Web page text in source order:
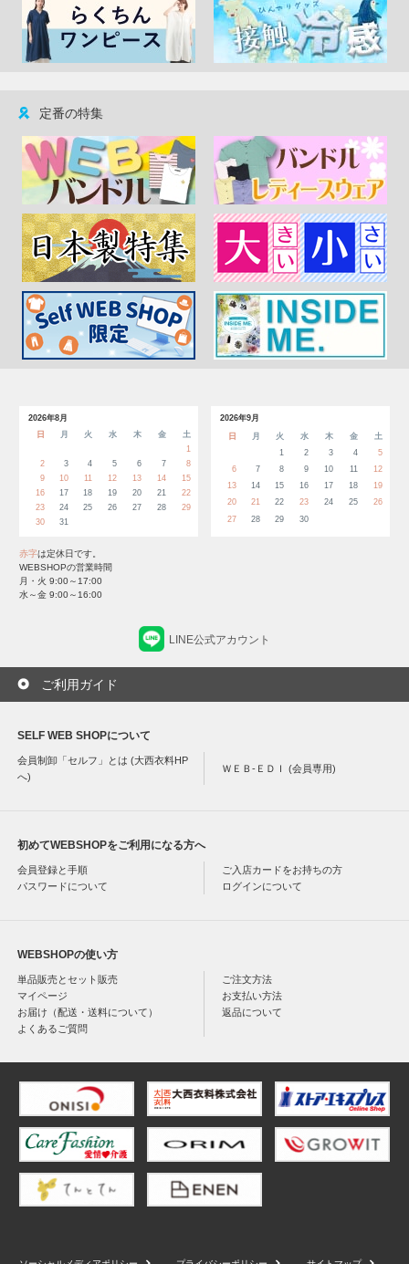
定番の特集
2026年8月
日
月 火 水 木 金
土
1
2
3 4 5 6 7
8
9
10 11 12 13 14
15
16
17 18 19 20 21
22
23
24 25 26 27 28
29
30
31
2026年9月
日
月 火 水 木 金
土
1
2 3 4
5
6
7 8 9 10 11
12
13
14 15 16 17 18
19
20
21 22 23 24 25
26
27
28 29 30
赤字は定休日です。
WEBSHOPの営業時間
月・火 9:00～17:00
水～金 9:00～16:00
LINE公式アカウント
ご利用ガイド
SELF WEB SHOPについて
会員制卸「セルフ」とは (大西衣料HP
へ)
ＷＥＢ-ＥＤＩ (会員専用)
初めてWEBSHOPをご利用になる方へ
会員登録と手順
ご入店カードをお持ちの方
パスワードについて
ログインについて
WEBSHOPの使い方
単品販売とセット販売
ご注文方法
マイページ
お支払い方法
お届け（配送・送料について）
返品について
よくあるご質問